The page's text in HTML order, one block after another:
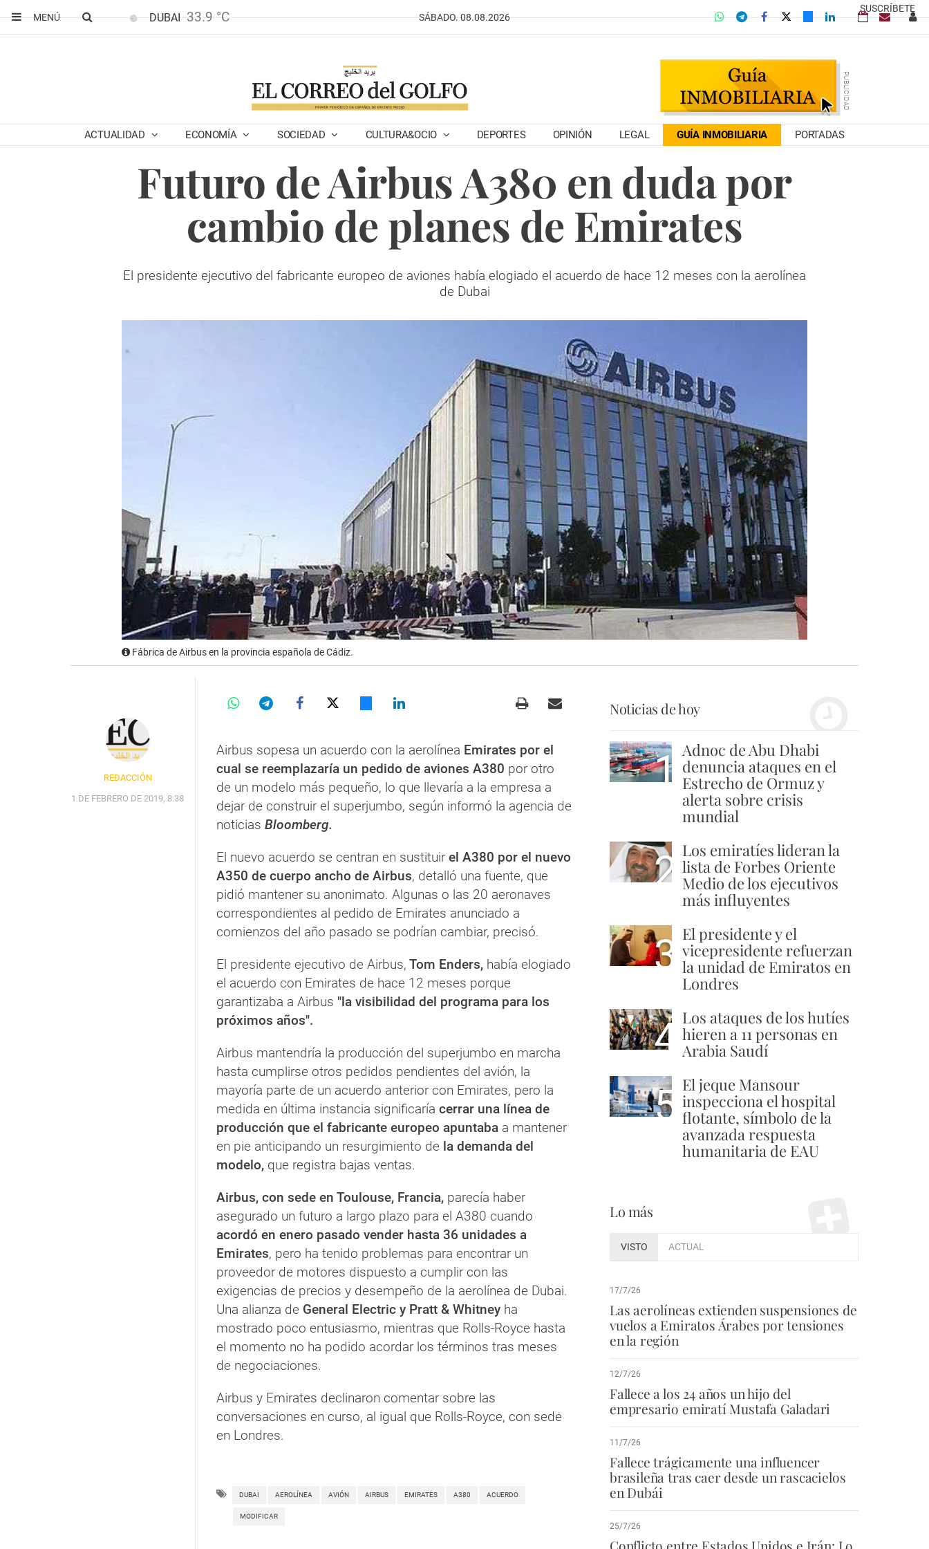
SUSCRÍBETE
MENÚ
DUBAI 33.9 °C SÁBADO. 08.08.2026
ACTUALIDAD ECONOMÍA SOCIEDAD CULTURA&OCIO DEPORTES OPINIÓN LEGAL GUÍA INMOBILIARIA PORTADAS
Futuro de Airbus A380 en duda por
cambio de planes de Emirates
El presidente ejecutivo del fabricante europeo de aviones había elogiado el acuerdo de hace 12 meses con la aerolínea
de Dubai
Fábrica de Airbus en la provincia española de Cádiz.
REDACCIÓN
1 DE FEBRERO DE 2019, 8:38
Airbus sopesa un acuerdo con la aerolínea Emirates por el
cual se reemplazaría un pedido de aviones A380 por otro
de un modelo más pequeño, lo que llevaría a la empresa a
dejar de construir el superjumbo, según informó la agencia de
noticias Bloomberg.
El nuevo acuerdo se centran en sustituir el A380 por el nuevo
A350 de cuerpo ancho de Airbus, detalló una fuente, que
pidió mantener su anonimato. Algunas o las 20 aeronaves
correspondientes al pedido de Emirates anunciado a
comienzos del año pasado se podrían cambiar, precisó.
El presidente ejecutivo de Airbus, Tom Enders, había elogiado
el acuerdo con Emirates de hace 12 meses porque
garantizaba a Airbus "la visibilidad del programa para los
próximos años".
Airbus mantendría la producción del superjumbo en marcha
hasta cumplirse otros pedidos pendientes del avión, la
mayoría parte de un acuerdo anterior con Emirates, pero la
medida en última instancia significaría cerrar una línea de
producción que el fabricante europeo apuntaba a mantener
en pie anticipando un resurgimiento de la demanda del
modelo, que registra bajas ventas.
Airbus, con sede en Toulouse, Francia, parecía haber
asegurado un futuro a largo plazo para el A380 cuando
acordó en enero pasado vender hasta 36 unidades a
Emirates, pero ha tenido problemas para encontrar un
proveedor de motores dispuesto a cumplir con las
exigencias de precios y desempeño de la aerolínea de Dubai.
Una alianza de General Electric y Pratt & Whitney ha
mostrado poco entusiasmo, mientras que Rolls-Royce hasta
el momento no ha podido acordar los términos tras meses
de negociaciones.
Airbus y Emirates declinaron comentar sobre las
conversaciones en curso, al igual que Rolls-Royce, con sede
en Londres.
DUBAI AEROLÍNEA AVIÓN AIRBUS EMIRATES A380 ACUERDO
MODIFICAR
Noticias de hoy
1 Adnoc de Abu Dhabi
denuncia ataques en el
Estrecho de Ormuz y
alerta sobre crisis
mundial
2 Los emiratíes lideran la
lista de Forbes Oriente
Medio de los ejecutivos
más influyentes
3 El presidente y el
vicepresidente refuerzan
la unidad de Emiratos en
Londres
4 Los ataques de los hutíes
hieren a 11 personas en
Arabia Saudí
5 El jeque Mansour
inspecciona el hospital
flotante, símbolo de la
avanzada respuesta
humanitaria de EAU
Lo más
VISTO ACTUAL
17/7/26
Las aerolíneas extienden suspensiones de
vuelos a Emiratos Árabes por tensiones
en la región
12/7/26
Fallece a los 24 años un hijo del
empresario emiratí Mustafa Galadari
11/7/26
Fallece trágicamente una influencer
brasileña tras caer desde un rascacielos
en Dubái
25/7/26
Conflicto entre Estados Unidos e Irán: Lo